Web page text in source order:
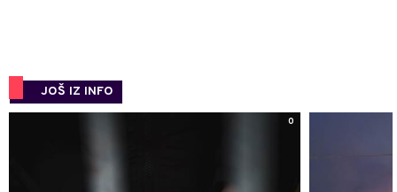
JOŠ IZ INFO
0